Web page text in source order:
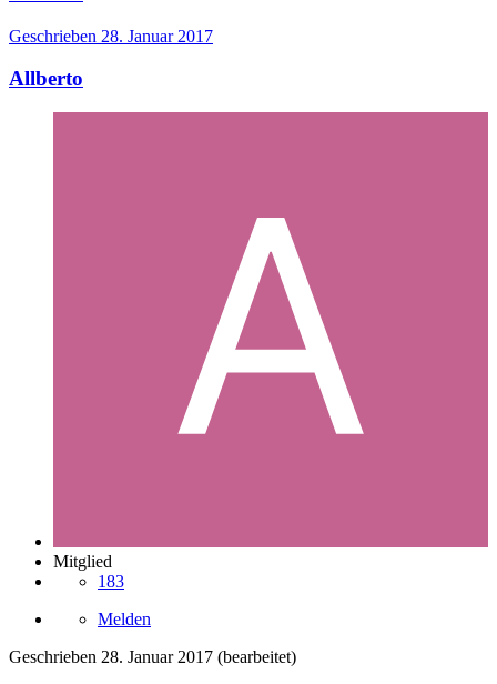
Geschrieben 28. Januar 2017
Allberto
Mitglied
183
Melden
Geschrieben 28. Januar 2017 (bearbeitet)